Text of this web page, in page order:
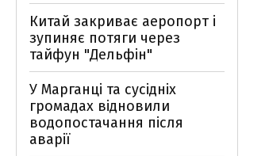
Китай закриває аеропорт і
зупиняє потяги через
тайфун "Дельфін"
У Марганці та сусідніх
громадах відновили
водопостачання після
аварії